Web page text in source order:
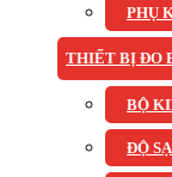
PHỤ
THIẾT BỊ ĐO
BỘ
ĐỘ